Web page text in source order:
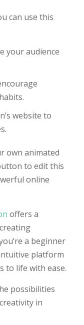
can use this
your audience
website to
own animated
to edit this
online
offers a
a beginner
platform
to life with ease.
possibilities
in